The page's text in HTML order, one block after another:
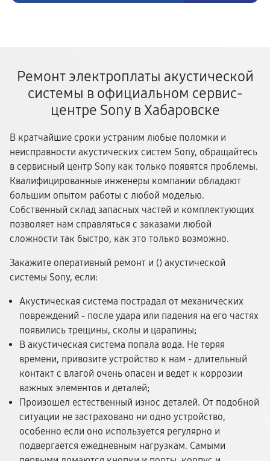
Ремонт электроплаты акустической
системы в официальном сервис-
центре Sony в Хабаровске
В кратчайшие сроки устраним любые поломки и
неисправности акустических систем Sony, обращайтесь
в сервисный центр Sony как только появятся проблемы.
Квалифицированные инженеры компании обладают
большим опытом работы с любой моделью.
Собственный склад запасных частей и комплектующих
позволяет нам справляться с заказами любой
сложности так быстро, как это только возможно.
Закажите оперативный ремонт и () акустической
системы Sony, если:
Акустическая система пострадал от механических
повреждений - после удара или падения на его частях
появились трещины, сколы и царапины;
В акустическая система попала вода. Не теряя
времени, привозите устройство к нам - длительный
контакт с влагой очень опасен и ведет к коррозии
важных элементов и деталей;
Произошел естественный износ деталей. От подобной
ситуации не застраховано ни одно устройство,
особенно если оно используется регулярно и
подвергается ежедневным нагрузкам. Самыми